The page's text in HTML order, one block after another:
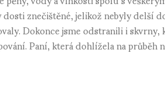
znečištěné, jelikož nebyly delší
Dokonce jsme odstranili i
Paní, která dohlížela na průběh